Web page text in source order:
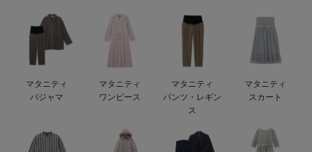
便利な育児家電
Gift Selection 出産祝い
保育園・入園準備特集
ファルスカ
マタニティ
パジャマ
マタニティ
ワンピース
マタニティ
パンツ・レギン
ス
マタニティ
スカート